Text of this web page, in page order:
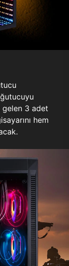
3 adet
hem